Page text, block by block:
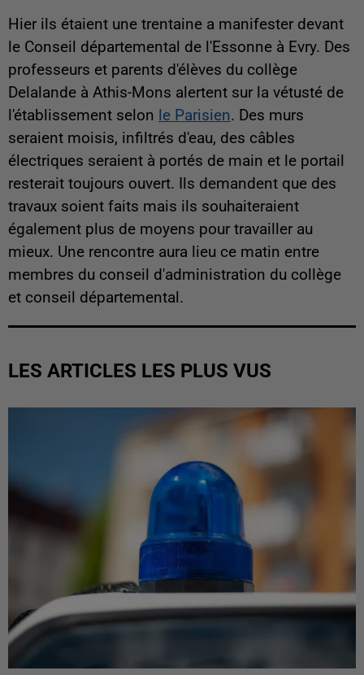
Hier ils étaient une trentaine a manifester devant
le Conseil départemental de l'Essonne à Evry. Des
professeurs et parents d'élèves du collège
Delalande à Athis-Mons alertent sur la vétusté de
l'établissement selon le Parisien. Des murs
seraient moisis, infiltrés d'eau, des câbles
électriques seraient à portés de main et le portail
resterait toujours ouvert. Ils demandent que des
travaux soient faits mais ils souhaiteraient
également plus de moyens pour travailler au
mieux. Une rencontre aura lieu ce matin entre
membres du conseil d'administration du collège
et conseil départemental.
LES ARTICLES LES PLUS VUS